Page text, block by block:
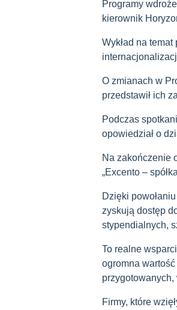
Programy
kierownik
Wykład na
O zmianach w
przedstawił ich
Podczas
opowiedział o
Na zakończenie
„Excento –
Dzięki
zyskują dostęp
stypendialnych,
To realne
ogromna
Firmy, które